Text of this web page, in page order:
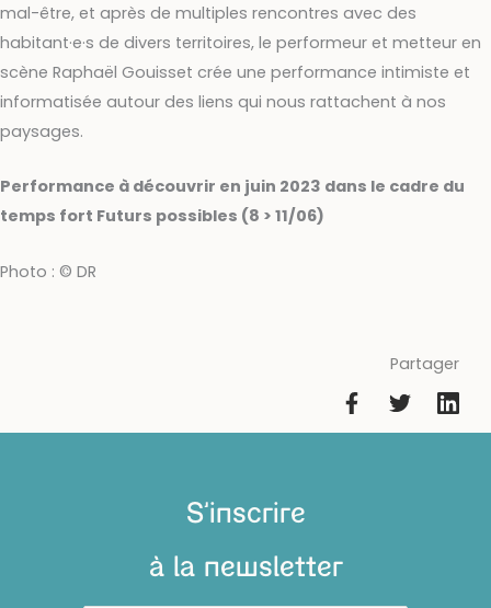
mal-être, et après de multiples rencontres avec des
habitant·e·s de divers territoires, le performeur et metteur en
scène Raphaël Gouisset crée une performance intimiste et
informatisée autour des liens qui nous rattachent à nos
paysages.
Performance à découvrir en juin 2023 dans le cadre du
temps fort Futurs possibles (8 > 11/06)
Photo : © DR
Partager
S'inscrire
à la newsletter